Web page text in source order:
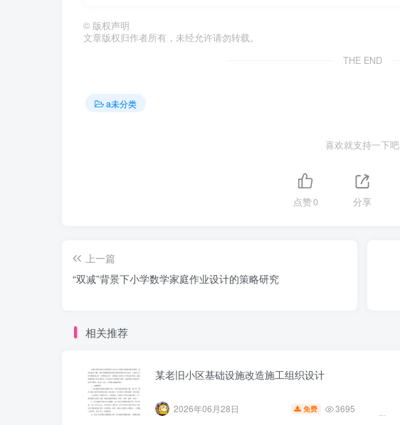
© 版权声明
文章版权归作者所有，未经允许请勿转载。
THE END
a未分类
喜欢就支持一下吧
点赞0 分享
上一篇
“双减”背景下小学数学家庭作业设计的策略研究
相关推荐
某老旧小区基础设施改造施工组织设计
2026年06月28日 免费 3695